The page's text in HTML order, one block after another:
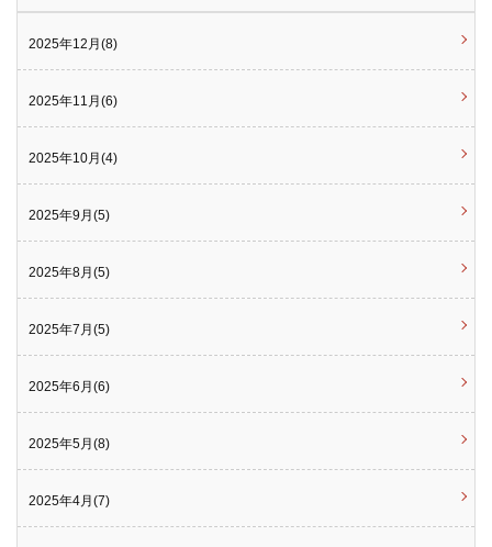
2025年12月(8)
2025年11月(6)
2025年10月(4)
2025年9月(5)
2025年8月(5)
2025年7月(5)
2025年6月(6)
2025年5月(8)
2025年4月(7)